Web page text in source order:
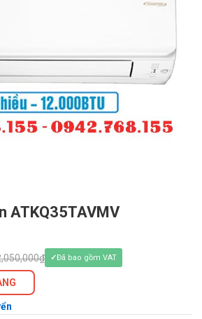
ATKQ35TAVMV
Đã bao gồm VAT